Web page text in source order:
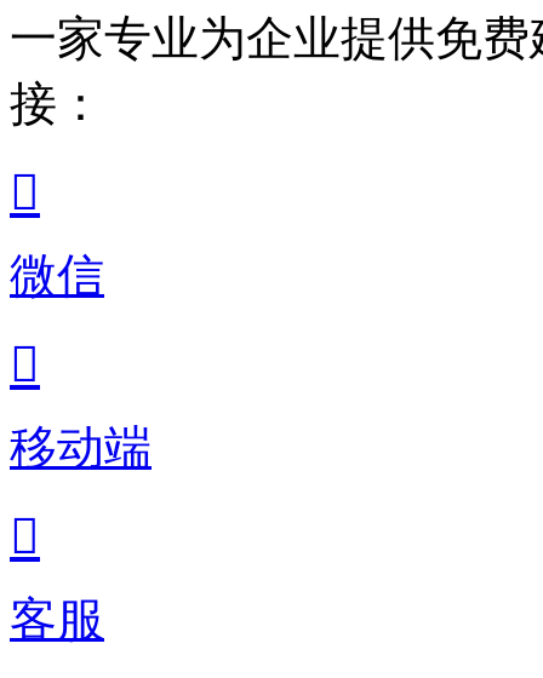
一家专业为企业提供免
接：

微信

移动端

客服